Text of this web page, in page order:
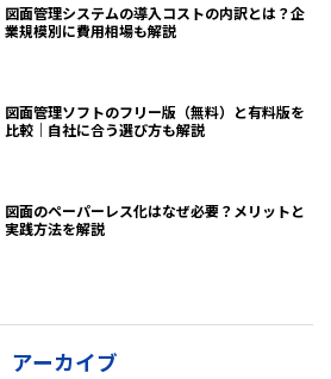
図面管理システムの導入コストの内訳とは？企
業規模別に費用相場も解説
図面管理ソフトのフリー版（無料）と有料版を
比較｜自社に合う選び方も解説
図面のペーパーレス化はなぜ必要？メリットと
実践方法を解説
アーカイブ